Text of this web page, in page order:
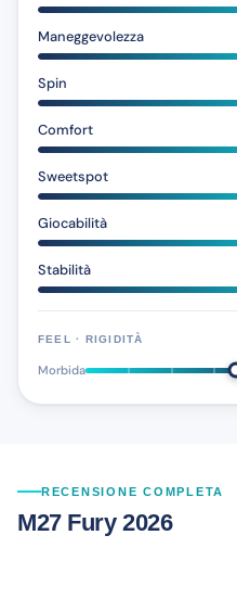
Maneggevolezza
Spin
Comfort
Sweetspot
Giocabilità
Stabilità
FEEL · RIGIDITÀ
Morbida
RECENSIONE COMPLETA
M27 Fury 2026